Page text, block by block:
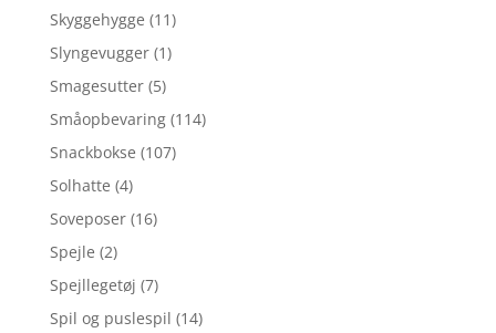
Skyggehygge (11)
Slyngevugger (1)
Smagesutter (5)
Småopbevaring (114)
Snackbokse (107)
Solhatte (4)
Soveposer (16)
Spejle (2)
Spejllegetøj (7)
Spil og puslespil (14)